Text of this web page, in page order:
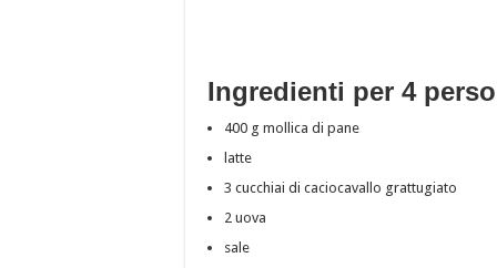
Ingredienti per 4
400 g mollica di pane
latte
3 cucchiai di caciocavallo grattugiato
2 uova
sale